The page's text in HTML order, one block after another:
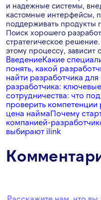
и надежные системы,
кастомные интерфейсы,
поддерживать продукты
Поиск хорошего
стратегическое
этому процессу, зависит
ВведениеКакие
понять, какой
найти разработчика для
разработчика:
сотрудничества: что
проверить компетенции
цена наймаПочему
компанией-
выбирают ilink